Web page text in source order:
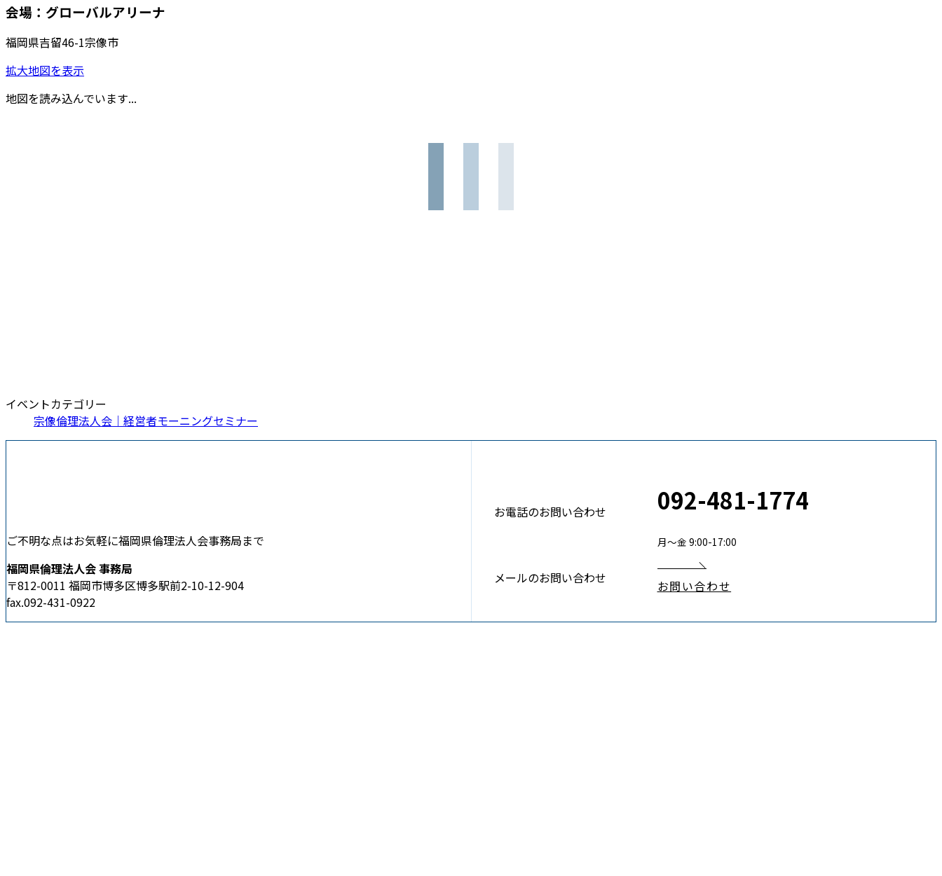
会場：グローバルアリーナ
福岡県吉留46-1宗像市
拡大地図を表示
地図を読み込んでいます...
イベントカテゴリー
宗像倫理法人会｜経営者モーニングセミナー
ご不明な点はお気軽に福岡県倫理法人会事務局まで
福岡県倫理法人会 事務局
〒812-0011 福岡市博多区博多駅前2-10-12-904
fax.092-431-0922
お電話のお問い合わせ 092-481-1774
月〜金 9:00-17:00
メールのお問い合わせ お問い合わせ